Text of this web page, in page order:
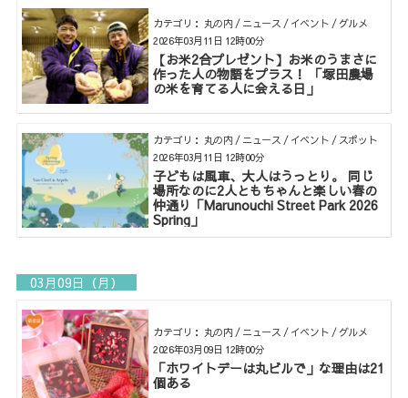
カテゴリ： 丸の内 / ニュース / イベント / グルメ
【お米2合プレゼント】お米のうまさに
作った人の物語をプラス！ 「塚田農場
の米を育てる人に会える日」
2026年03月11日 12時00分
カテゴリ： 丸の内 / ニュース / イベント / スポット
子どもは風車、大人はうっとり。 同じ
場所なのに2人ともちゃんと楽しい春の
仲通り「Marunouchi Street Park 2026
Spring」
2026年03月11日 12時00分
03月09日（月）
カテゴリ： 丸の内 / ニュース / イベント / グルメ
「ホワイトデーは丸ビルで」な理由は21
個ある
2026年03月09日 12時00分